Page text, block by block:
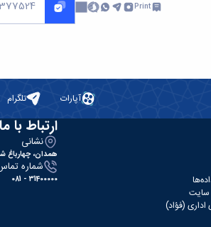
Print
آپارات تلگرام
سایت
(فؤاد)
ارتباط با ما
نشانی
همدان، چهارباغ
شماره
31400000 - 081